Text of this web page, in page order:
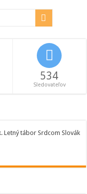
534
Sledovateľov
Letný tábor Srdcom Slovák